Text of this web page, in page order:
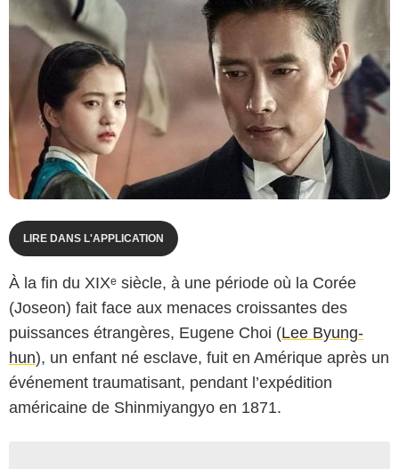
LIRE DANS L'APPLICATION
À la fin du XIXᵉ siècle, à une période où la Corée
(Joseon) fait face aux menaces croissantes des
puissances étrangères, Eugene Choi (Lee Byung-
hun), un enfant né esclave, fuit en Amérique après un
événement traumatisant, pendant l’expédition
américaine de Shinmiyangyo en 1871.